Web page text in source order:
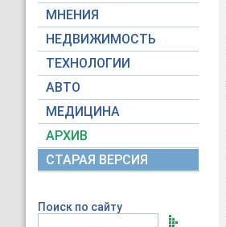
МНЕНИЯ
НЕДВИЖИМОСТЬ
ТЕХНОЛОГИИ
АВТО
МЕДИЦИНА
АРХИВ
СТАРАЯ ВЕРСИЯ
Поиск по сайту